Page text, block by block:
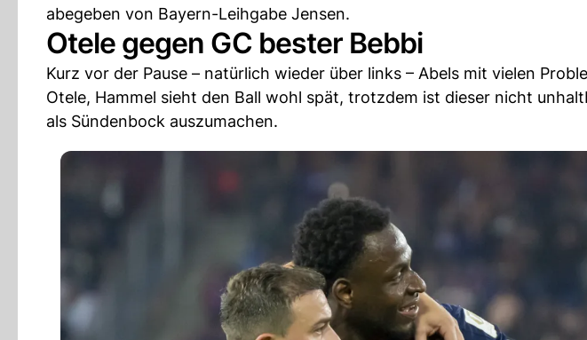
abegeben von Bayern-Leihgabe Jensen.
Otele gegen GC bester Bebbi
Kurz vor der Pause – natürlich wieder über links – Abels mit vielen
Otele, Hammel sieht den Ball wohl spät, trotzdem ist dieser nicht
als Sündenbock auszumachen.